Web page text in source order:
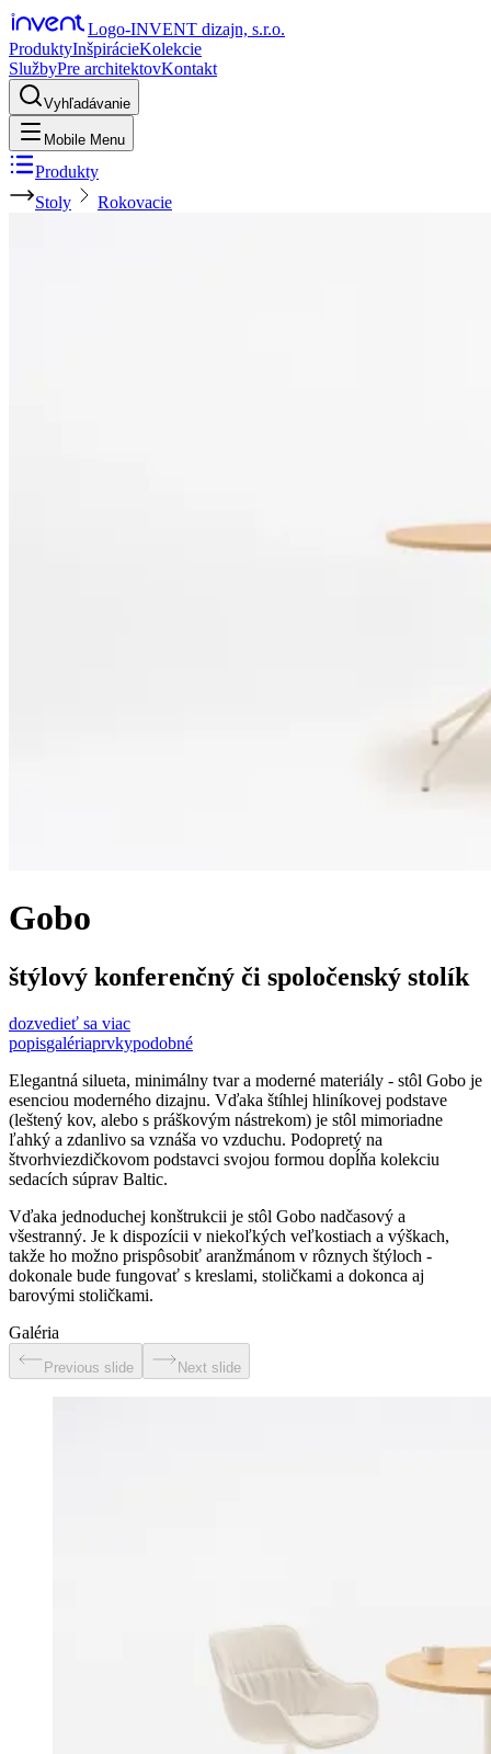
Logo-INVENT dizajn, s.r.o.
ProduktyInšpirácieKolekcie
SlužbyPre architektovKontakt
Vyhľadávanie
Mobile Menu
Produkty
Stoly
Rokovacie
Gobo
štýlový konferenčný či spoločenský stolík
dozvedieť sa viac
popisgalériaprvkypodobné
Elegantná silueta, minimálny tvar a moderné materiály - stôl Gobo je
esenciou moderného dizajnu. Vďaka štíhlej hliníkovej podstave
(leštený kov, alebo s práškovým nástrekom) je stôl mimoriadne
ľahký a zdanlivo sa vznáša vo vzduchu. Podopretý na
štvorhviezdičkovom podstavci svojou formou dopĺňa kolekciu
sedacích súprav Baltic.
Vďaka jednoduchej konštrukcii je stôl Gobo nadčasový a
všestranný. Je k dispozícii v niekoľkých veľkostiach a výškach,
takže ho možno prispôsobiť aranžmánom v rôznych štýloch -
dokonale bude fungovať s kreslami, stoličkami a dokonca aj
barovými stoličkami.
Galéria
Previous slide Next slide